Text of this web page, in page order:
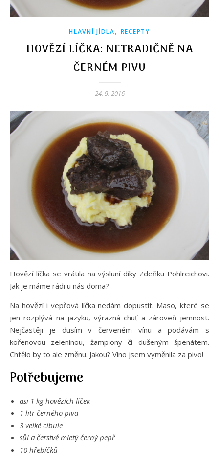
HLAVNÍ JÍDLA, RECEPTY
HOVĚZÍ LÍČKA: NETRADIČNĚ NA
ČERNÉM PIVU
24. 9. 2016
Hovězí líčka se vrátila na výsluní díky Zdeňku Pohlreichovi.
Jak je máme rádi u nás doma?
Na hovězí i vepřová líčka nedám dopustit. Maso, které se
jen rozplývá na jazyku, výrazná chuť a zároveň jemnost.
Nejčastěji je dusím v červeném vínu a podávám s
kořenovou zeleninou, žampiony či dušeným špenátem.
Chtělo by to ale změnu. Jakou? Víno jsem vyměnila za pivo!
Potřebujeme
asi 1 kg hovězích líček
1 litr černého piva
3 velké cibule
sůl a čerstvě mletý černý pepř
10 hřebíčků